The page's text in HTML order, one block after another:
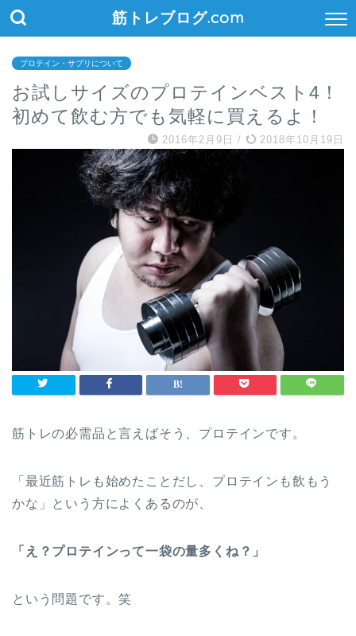
筋トレブログ.com
プロテイン・サプリについて
お試しサイズのプロテインベスト4！
初めて飲む方でも気軽に買えるよ！
2016年2月9日 / 2018年10月19日
筋トレの必需品と言えばそう、 プロテインです。
「最近筋トレも始めたことだし、プロテインも飲もう
かな」という方によくあるのが、
「え？プロテインって一袋の量多くね？」
という問題です。笑